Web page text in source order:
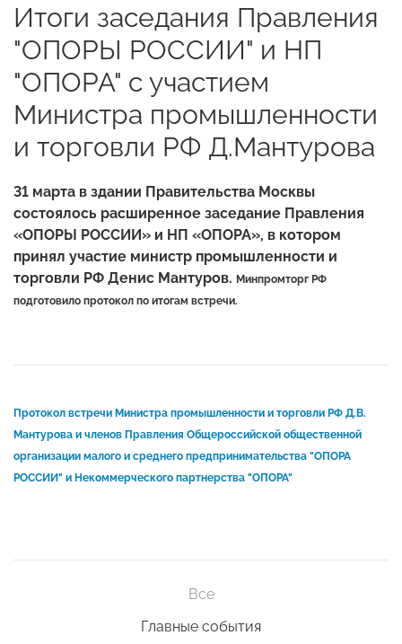
Итоги заседания Правления
"ОПОРЫ РОССИИ" и НП
"ОПОРА" с участием
Министра промышленности
и торговли РФ Д.Мантурова
31 марта в здании Правительства Москвы
состоялось расширенное заседание Правления
«ОПОРЫ РОССИИ» и НП «ОПОРА», в котором
принял участие министр промышленности и
торговли РФ Денис Мантуров. Минпромторг РФ
подготовило протокол по итогам встречи.
Протокол встречи Министра промышленности и торговли РФ Д.В.
Мантурова и членов Правления Общероссийской общественной
организации малого и среднего предпринимательства "ОПОРА
РОССИИ" и Некоммерческого партнерства "ОПОРА"
Все
Главные события